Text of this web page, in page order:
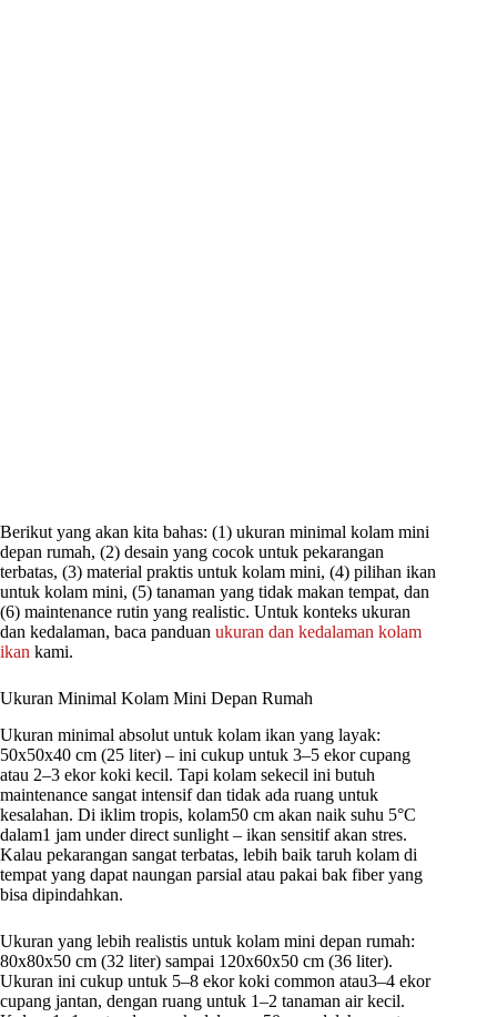
Berikut yang akan kita bahas: (1) ukuran minimal kolam mini
depan rumah, (2) desain yang cocok untuk pekarangan
terbatas, (3) material praktis untuk kolam mini, (4) pilihan ikan
untuk kolam mini, (5) tanaman yang tidak makan tempat, dan
(6) maintenance rutin yang realistic. Untuk konteks ukuran
dan kedalaman, baca panduan ukuran dan kedalaman kolam
ikan kami.
Ukuran Minimal Kolam Mini Depan Rumah
Ukuran minimal absolut untuk kolam ikan yang layak:
50x50x40 cm (25 liter) – ini cukup untuk 3–5 ekor cupang
atau 2–3 ekor koki kecil. Tapi kolam sekecil ini butuh
maintenance sangat intensif dan tidak ada ruang untuk
kesalahan. Di iklim tropis, kolam50 cm akan naik suhu 5°C
dalam1 jam under direct sunlight – ikan sensitif akan stres.
Kalau pekarangan sangat terbatas, lebih baik taruh kolam di
tempat yang dapat naungan parsial atau pakai bak fiber yang
bisa dipindahkan.
Ukuran yang lebih realistis untuk kolam mini depan rumah:
80x80x50 cm (32 liter) sampai 120x60x50 cm (36 liter).
Ukuran ini cukup untuk 5–8 ekor koki common atau3–4 ekor
cupang jantan, dengan ruang untuk 1–2 tanaman air kecil.